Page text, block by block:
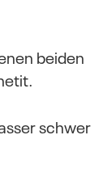
beiden
schwer